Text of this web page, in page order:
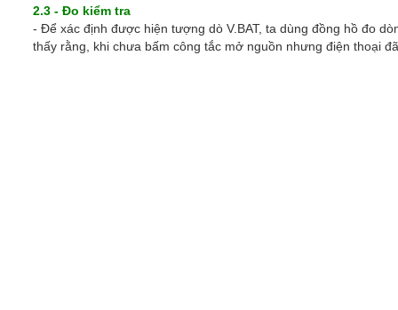
2.3 - Đo kiểm tra
- Để xác định được hiện tượng dò V.BAT, ta dùng đồng hồ đo
thấy rằng, khi chưa bấm công tắc mở nguồn nhưng điện thoại